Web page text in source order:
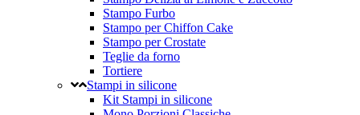
Stampo Furbo
Stampo per Chiffon Cake
Stampo per Crostate
Teglie da forno
Tortiere
Stampi in silicone
Kit Stampi in silicone